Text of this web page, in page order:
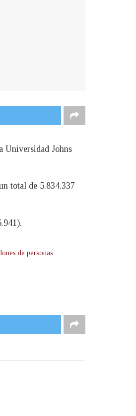
Universidad Johns
total de 5.834.337
de personas